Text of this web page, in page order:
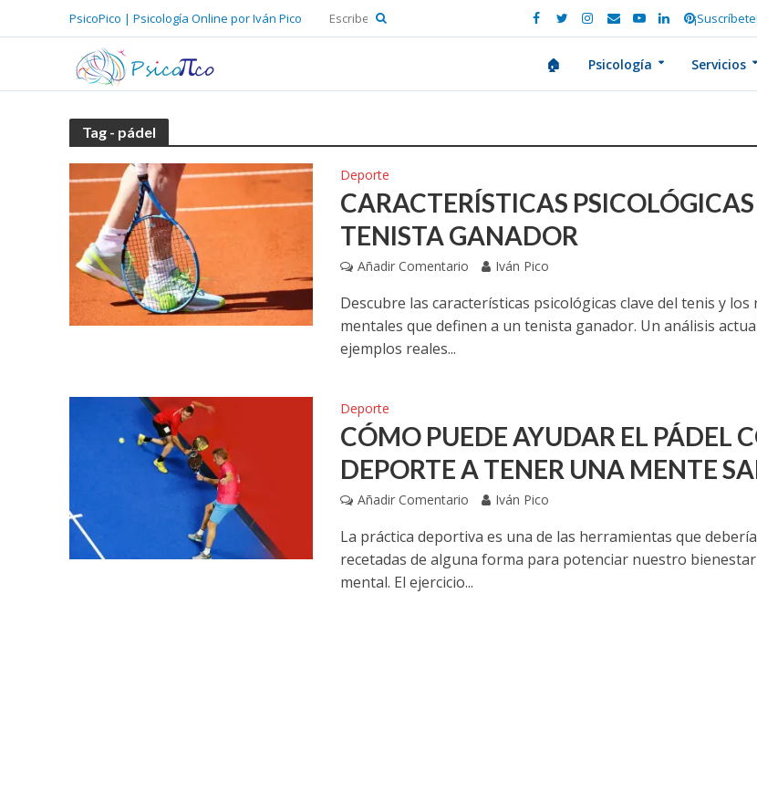
PsicoPico | Psicología Online por Iván Pico ¡Suscríbete!
🏠 Psicología Servicios
Tag - pádel
Deporte
CARACTERÍSTICAS
TENISTA GANADOR
Añadir Comentario Iván Pico
Descubre las características psicológicas clave del tenis y los
mentales que definen a un tenista ganador. Un análisis
ejemplos reales...
Deporte
CÓMO PUEDE AYUDAR EL PÁDEL
DEPORTE A TENER UNA MENTE
Añadir Comentario Iván Pico
La práctica deportiva es una de las herramientas que
recetadas de alguna forma para potenciar nuestro
mental. El ejercicio...